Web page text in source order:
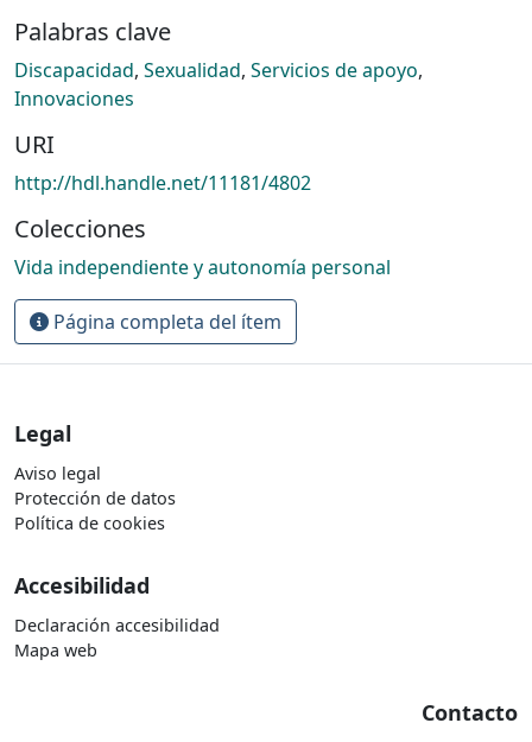
Palabras clave
Discapacidad, Sexualidad, Servicios de apoyo,
Innovaciones
URI
http://hdl.handle.net/11181/4802
Colecciones
Vida independiente y autonomía personal
Página completa del ítem
Legal
Aviso legal
Protección de datos
Política de cookies
Accesibilidad
Declaración accesibilidad
Mapa web
Contacto